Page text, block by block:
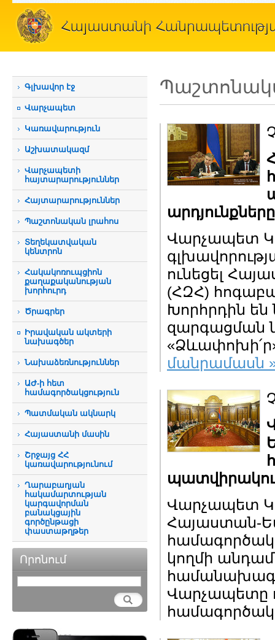
Գլխավոր էջ
Վարչապետ
Կառավարություն
Աշխատակազմ
Վարչապետի
հայտարարություններ
Հայտարարություններ
Պաշտոնական լրահոս
Տեղեկատվական
կենտրոն
Հակակոռուպցիոն
քաղաքականության
խորհուրդ
Ծրագրեր
Իրավական ակտերի
նախագծեր
Նախաձեռնություններ
ԱԺ-ի հետ
համագործակցություն
Պատմական ակնարկ
Հայաստանի մասին
Շրջայց ՀՀ
կառավարությունում
Ղարաբաղյան
հակամարտության
կարգավորման
բանակցային
գործընթացի
փաստաթղթեր
Որոնում
արդյունքները
Վարչապետ
ունեցել
(ՀԶՀ)
Խորհրդին են
զարգացման
մանրամասն
Վարչապետ
Հայաստան-
կողմի
Վարչապետը